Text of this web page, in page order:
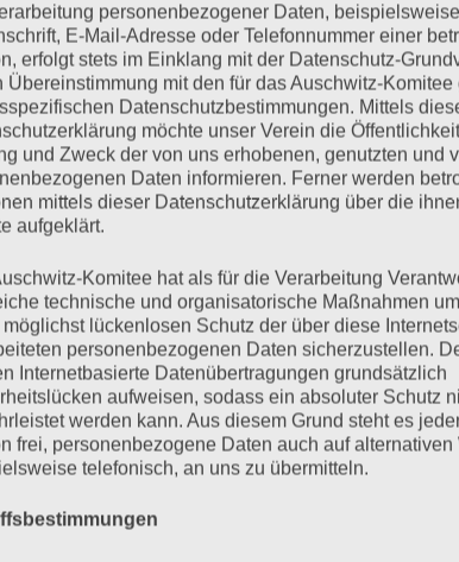
uns verlassen
wir noch an ihrem Bett gesessen und vorgelesen.
dürfte“. Sie schreibt da: „Skat spielen. Doppelkopf,
(1926 – 2025)
Präsidenten, den jüdisch-polnischen Auschwitz-
personenbezogener Daten,
E-Mail-Adresse oder Telefonnummer einer
erfolgt stets im Einklang mit der Datenschutz-
Übereinstimmung mit den für das Auschwitz-Komitee
Datenschutzbestimmungen. Mittels
möchte unser Verein die
und Zweck der von uns erhobenen, genutzten und
Daten informieren. Ferner werden
mittels dieser Datenschutzerklärung über die
aufgeklärt.
Komitee hat als für die Verarbeitung
technische und organisatorische Maßnahmen
lückenlosen Schutz der über diese
personenbezogenen Daten sicherzustellen.
Internetbasierte Datenübertragungen grundsätzlich
aufweisen, sodass ein absoluter Schutz
werden kann. Aus diesem Grund steht es
frei, personenbezogene Daten auch auf alternativen
telefonisch, an uns zu übermitteln.